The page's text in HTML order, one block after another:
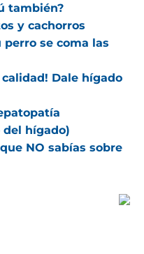
también?
y cachorros
se coma las
Dale hígado
hígado)
NO sabías sobre